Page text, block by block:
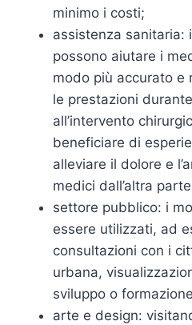
minimo i costi;
assistenza sanitaria:
possono aiutare i
modo più accurato e
le prestazioni
all’intervento
beneficiare di
alleviare il dolore e
medici dall’altra
settore pubblico: i
essere utilizzati, ad
consultazioni con i
urbana,
sviluppo o
arte e design: